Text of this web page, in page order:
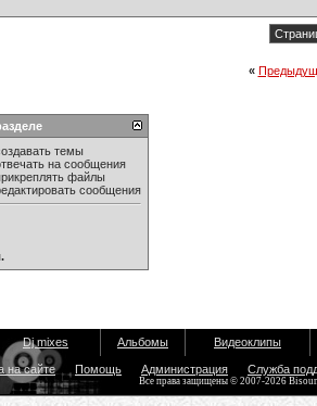
«
темы
на сообщения
файлы
сообщения
Dj mixes Альбомы Видеоклипы
на сайте Помощь Администрация Служба
Все права защищены © 2007-2026